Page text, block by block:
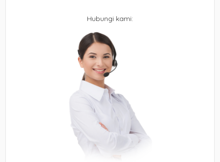
Hubungi kami: